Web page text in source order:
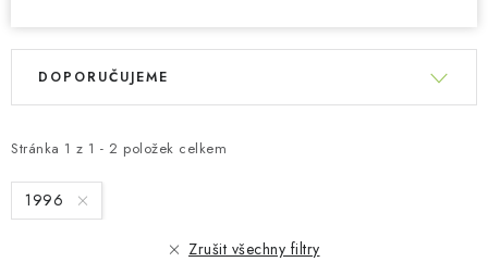
V
p
i
s
p
r
Stránka 1 z 1 - 2 položek celkem
Ř
e
n
í
DOPORUČUJEME
1996
Zrušit všechny filtry